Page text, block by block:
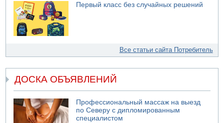
Первый класс без случайных решений
Все статьи сайта Потребитель
ДОСКА ОБЪЯВЛЕНИЙ
Профессиональный массаж на выезд
по Северу с дипломированным
специалистом